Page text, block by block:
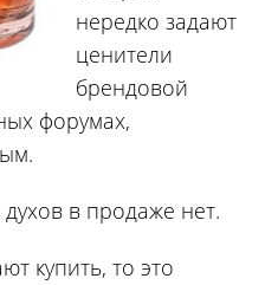
нередко задают
ценители
брендовой
форумах,
в продаже нет.
купить, то это